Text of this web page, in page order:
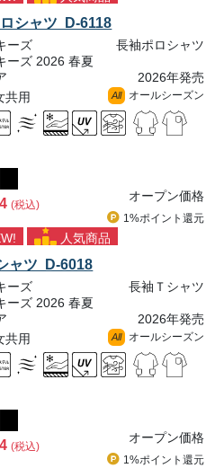
シャツ D-6118
ーズ
長袖ポロシャツ
ーズ 2026 春夏
2026年発売
共用
All オールシーズン
(税込)
オープン価格
1%ポイント 還元
人気商品
ャツ D-6018
ーズ
長袖Ｔシャツ
ーズ 2026 春夏
2026年発売
共用
All オールシーズン
(税込)
オープン価格
1%ポイント 還元